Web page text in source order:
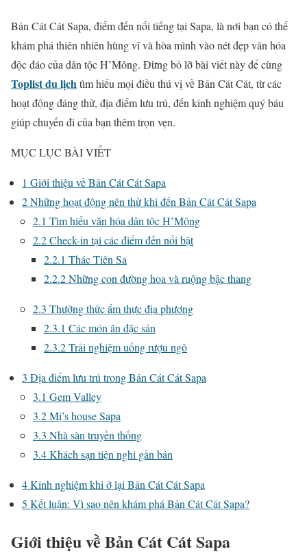
Bản Cát Cát Sapa, điểm đến nổi tiếng tại Sapa, là nơi bạn có thể
khám phá thiên nhiên hùng vĩ và hòa mình vào nét đẹp văn hóa
độc đáo của dân tộc H’Mông. Đừng bỏ lỡ bài viết này để cùng
Toplist du lịchtìm hiểu mọi điều thú vị về Bản Cát Cát, từ các
hoạt động đáng thử, địa điểm lưu trú, đến kinh nghiệm quý báu
giúp chuyến đi của bạn thêm trọn vẹn.
MỤC LỤC BÀI VIẾT
1 Giới thiệu về Bản Cát Cát Sapa
2Những hoạt động nên thử khi đến Bản Cát Cát Sapa
2.1 Tìm hiểu văn hóa dân tộc H’Mông
2.2Check-in tại các điểm đến nổi bật
2.2.1 Thác Tiên Sa
2.2.2Những con đường hoa và ruộng bậc thang
2.3 Thưởng thức ẩm thực địa phương
2.3.1 Các món ăn đặc sản
2.3.2Trải nghiệm uống rượu ngô
3 Địa điểm lưu trú trong Bản Cát Cát Sapa
3.1 Gem Valley
3.2Mị’s house Sapa
3.3 Nhà sàn truyền thống
3.4Khách sạn tiện nghi gần bản
4Kinh nghiệm khi ở lại Bản Cát Cát Sapa
5 Kết luận: Vì sao nên khám phá Bản Cát Cát Sapa?
Giới thiệu về Bản Cát Cát Sapa